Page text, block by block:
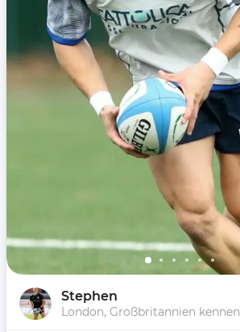
Stephen
London, Großbritannien kennen